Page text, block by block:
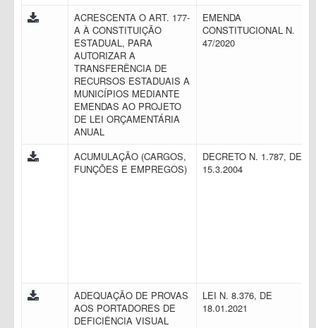
ACRESCENTA O ART. 177-
A À CONSTITUIÇÃO
ESTADUAL, PARA
AUTORIZAR A
TRANSFERÊNCIA DE
RECURSOS ESTADUAIS A
MUNICÍPIOS MEDIANTE
EMENDAS AO PROJETO
DE LEI ORÇAMENTÁRIA
ANUAL
EMENDA
CONSTITUCIONAL N.
47/2020
ACUMULAÇÃO (CARGOS,
FUNÇÕES E EMPREGOS)
DECRETO N. 1.787, DE
15.3.2004
ADEQUAÇÃO DE PROVAS
AOS PORTADORES DE
DEFICIÊNCIA VISUAL
LEI N. 8.376, DE
18.01.2021